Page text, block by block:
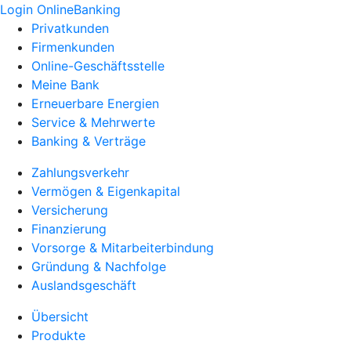
Login OnlineBanking
Privatkunden
Firmenkunden
Online-Geschäftsstelle
Meine Bank
Erneuerbare Energien
Service & Mehrwerte
Banking & Verträge
Zahlungsverkehr
Vermögen & Eigenkapital
Versicherung
Finanzierung
Vorsorge & Mitarbeiterbindung
Gründung & Nachfolge
Auslandsgeschäft
Übersicht
Produkte